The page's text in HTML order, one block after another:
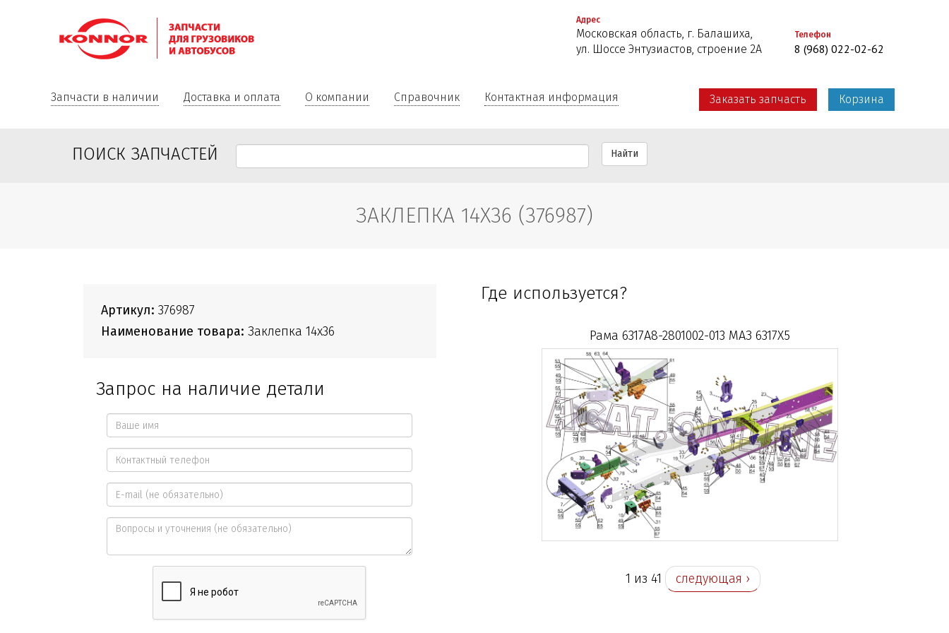
Адрес
Московская область, г. Балашиха,
ул. Шоссе Энтузиастов, строение 2А
Телефон
8 (968) 022-02-62
Запчасти в наличии Доставка и оплата О компании Справочник Контактная информация Заказать запчасть Корзина
ПОИСК ЗАПЧАСТЕЙ Найти
ЗАКЛЕПКА 14X36 (376987)
Артикул: 376987
Наименование товара: Заклепка 14x36
Запрос на наличие детали
Ваше
имя
*
Контактный
телефон
*
E-
mail
Вопросы
уточнения
Где используется?
Рама 6317A8-2801002-013 МАЗ 6317X5
1 из 41 следующая ›